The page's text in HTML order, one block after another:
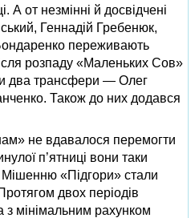
А от незмінні й досвідчені
Геннадій Гребенюк,
переживають
розпаду «Маленьких Сов»
два трансфери — Олег
Також до них додався
не вдавалося перемогти
п’ятниці вони таки
Мішенню «Підгори» стали
двох періодів
з мінімальним рахунком